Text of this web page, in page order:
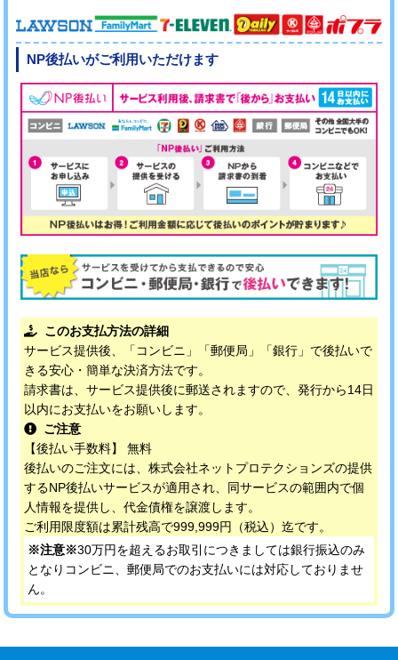
NP後払いがご利用いただけます
このお支払方法の詳細
サービス提供後、「コンビニ」「郵便局」「銀行」で後払いで
きる安心・簡単な決済方法です。
請求書は、サービス提供後に郵送されますので、発行から14日
以内にお支払いをお願いします。
ご注意
【後払い手数料】 無料
後払いのご注文には、株式会社ネットプロテクションズの提供
するNP後払いサービスが適用され、同サービスの範囲内で個
人情報を提供し、代金債権を譲渡します。
ご利用限度額は累計残高で999,999円（税込）迄です。
※注意※30万円を超えるお取引につきましては銀行振込のみ
となりコンビニ、郵便局でのお支払いには対応しておりませ
ん。